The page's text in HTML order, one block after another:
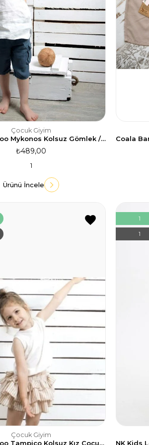
Çocuk Giyim
Coala Bamboo Mykonos Kolsuz Gömlek / Ekru
1
₺489,00
Ürünü İncele
Çocuk Giyim
Coala Bamboo Tampico Kolsuz Kız Çocuk Tişört - Ekru
1
1